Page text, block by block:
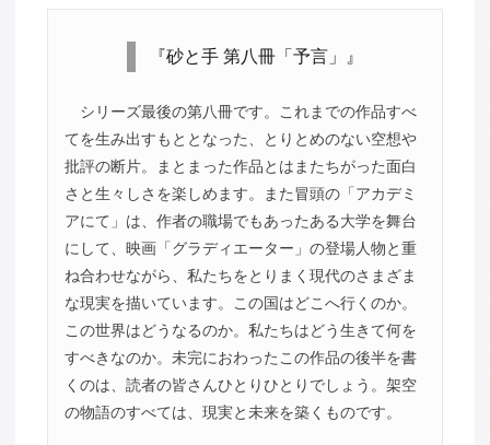
『砂と手 第八冊「予言」』
シリーズ最後の第八冊です。これまでの作品すべ
てを生み出すもととなった、とりとめのない空想や
批評の断片。まとまった作品とはまたちがった面白
さと生々しさを楽しめます。また冒頭の「アカデミ
アにて」は、作者の職場でもあったある大学を舞台
にして、映画「グラディエーター」の登場人物と重
ね合わせながら、私たちをとりまく現代のさまざま
な現実を描いています。この国はどこへ行くのか。
この世界はどうなるのか。私たちはどう生きて何を
すべきなのか。未完におわったこの作品の後半を書
くのは、読者の皆さんひとりひとりでしょう。架空
の物語のすべては、現実と未来を築くものです。